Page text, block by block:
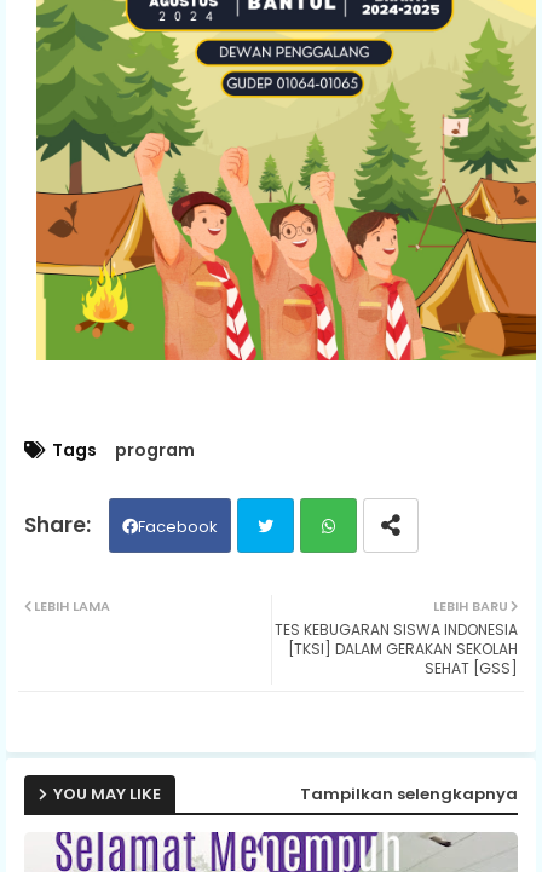
Tags program
Facebook
ats
LEBIH BARU
TES KEBUGARAN SISWA INDONESIA
[TKSI] DALAM GERAKAN SEKOLAH
SEHAT [GSS]
LEBIH LAMA
YOU MAY LIKE Tampilkan selengkapnya